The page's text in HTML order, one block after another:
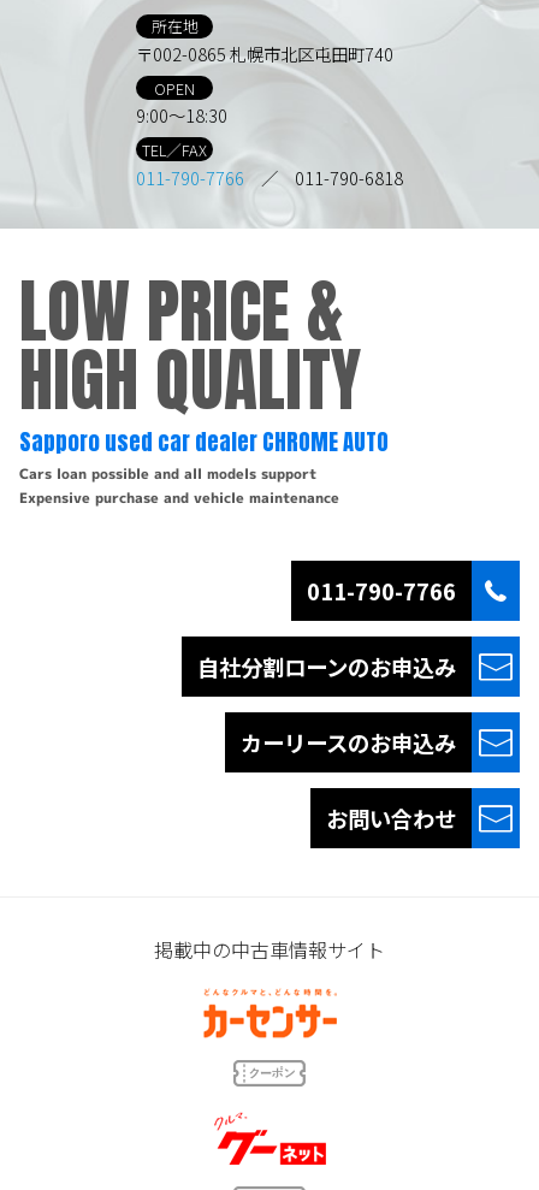
所在地
〒002-0865 札幌市北区屯田町740
OPEN
9:00～18:30
TEL／FAX
011-790-7766 ／ 011-790-6818
LOW PRICE &
HIGH QUALITY
Sapporo used car dealer CHROME AUTO
Cars loan possible and all models support
Expensive purchase and vehicle maintenance
011-790-7766
自社分割ローンのお申込み
カーリースのお申込み
お問い合わせ
掲載中の中古車情報サイト